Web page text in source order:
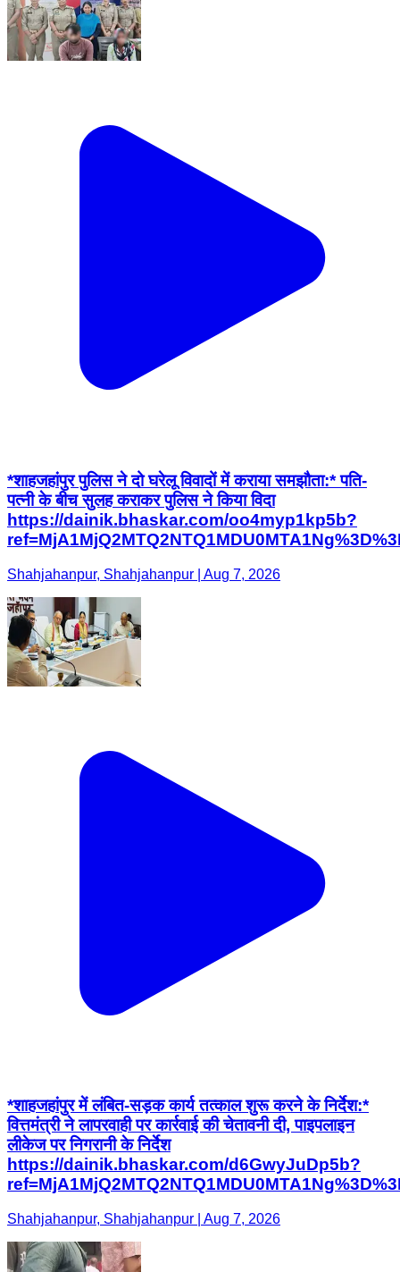
*शाहजहांपुर पुलिस ने दो घरेलू विवादों में कराया समझौता:* पति-
पत्नी के बीच सुलह कराकर पुलिस ने किया विदा
https://dainik.bhaskar.com/oo4myp1kp5b?
Shahjahanpur, Shahjahanpur | Aug 7, 2026
*शाहजहांपुर में लंबित-सड़क कार्य तत्काल शुरू करने के निर्देश:*
वित्तमंत्री ने लापरवाही पर कार्रवाई की चेतावनी दी, पाइपलाइन
लीकेज पर निगरानी के निर्देश
https://dainik.bhaskar.com/d6GwyJuDp5b?
Shahjahanpur, Shahjahanpur | Aug 7, 2026